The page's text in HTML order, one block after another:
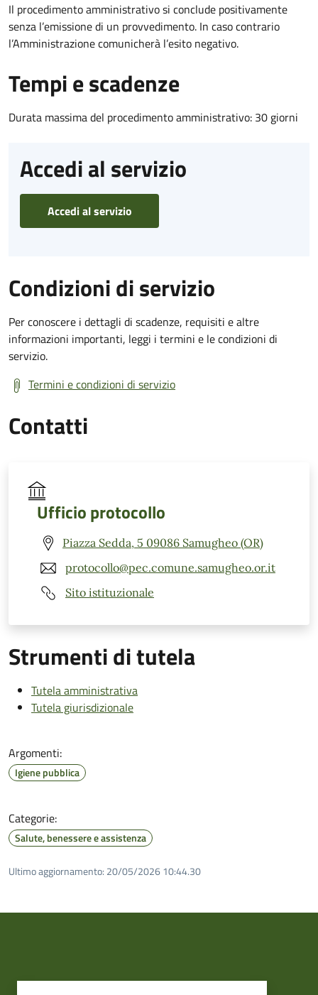
Il procedimento amministrativo si conclude positivamente
senza l’emissione di un provvedimento. In caso contrario
l’Amministrazione comunicherà l’esito negativo.
Tempi e scadenze
Durata massima del procedimento amministrativo: 30 giorni
Accedi al servizio
Accedi al servizio
Condizioni di servizio
Per conoscere i dettagli di scadenze, requisiti e altre
informazioni importanti, leggi i termini e le condizioni di
servizio.
Termini e condizioni di servizio
Contatti
Ufficio protocollo
Piazza Sedda, 5 09086 Samugheo (OR)
protocollo@pec.comune.samugheo.or.it
Sito istituzionale
Strumenti di tutela
Tutela amministrativa
Tutela giurisdizionale
Argomenti:
Igiene pubblica
Categorie:
Salute, benessere e assistenza
Ultimo aggiornamento: 20/05/2026 10:44.30